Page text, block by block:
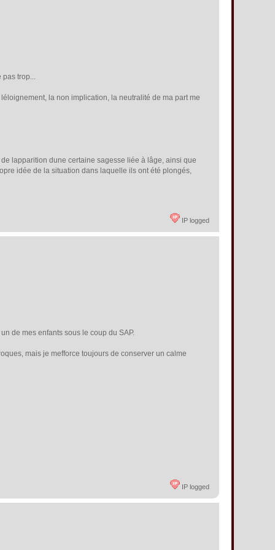
pas trop...
la non implication, la neutralité de ma part me
dune certaine sagesse liée à lâge, ainsi que
idée de la situation dans laquelle ils ont été plongés,
IP logged
de mes enfants sous le coup du SAP.
mais je mefforce toujours de conserver un calme
IP logged